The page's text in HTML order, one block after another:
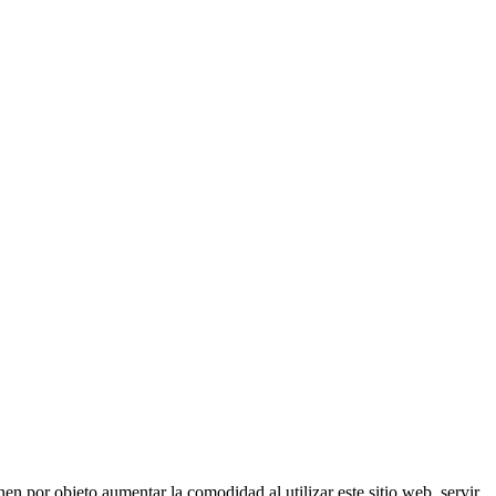
por objeto aumentar la comodidad al utilizar este sitio web, servir